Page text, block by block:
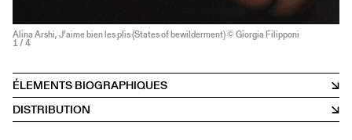
Alina Arshi, J’aime bien les plis (States of bewilderment) © Giorgia Filipponi
1 / 4
ÉLEMENTS BIOGRAPHIQUES
DISTRIBUTION